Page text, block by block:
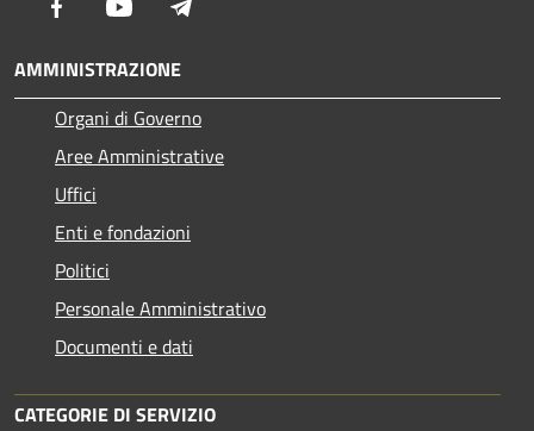
Facebook Youtube
AMMINISTRAZIONE
Organi di Governo
Aree Amministrative
Uffici
Enti e fondazioni
Politici
Personale Amministrativo
Documenti e dati
CATEGORIE DI SERVIZIO